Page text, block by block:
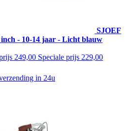
SJOEF
- 10-14 jaar - Licht blauw
249,00 Speciale prijs 229,00
in 24u